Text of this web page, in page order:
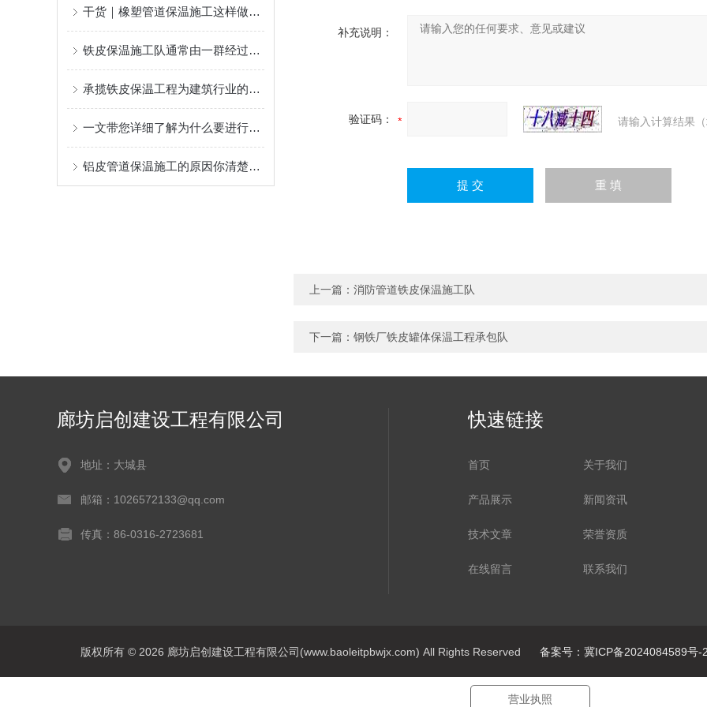
干货｜橡塑管道保温施工这样做，不返工、更耐用！
铁皮保温施工队通常由一群经过严格培训的专业人员组成
承揽铁皮保温工程为建筑行业的可持续发展做出了贡献
一文带您详细了解为什么要进行设备铁皮保温施工？
铝皮管道保温施工的原因你清楚么？
补充说明：
验证码： 请输入计算结果
上一篇： 消防管道铁皮保温施工队
下一篇： 钢铁厂铁皮罐体保温工程承包队
廊坊启创建设工程有限公司
地址：大城县
邮箱：1026572133@qq.com
传真：86-0316-2723681
快速链接
首页 关于我们
产品展示 新闻资讯
技术文章 荣誉资质
在线留言 联系我们
版权所有 © 2026 廊坊启创建设工程有限公司(www.baoleitpbwjx.com) All Rights Reserved 备案号：冀ICP备2024084589号-2
营业执照